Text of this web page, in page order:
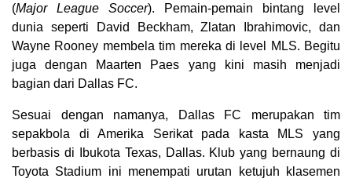
(Major League Soccer). Pemain-pemain bintang level
dunia seperti David Beckham, Zlatan Ibrahimovic, dan
Wayne Rooney membela tim mereka di level MLS. Begitu
juga dengan Maarten Paes yang kini masih menjadi
bagian dari Dallas FC.
Sesuai dengan namanya, Dallas FC merupakan tim
sepakbola di Amerika Serikat pada kasta MLS yang
berbasis di Ibukota Texas, Dallas. Klub yang bernaung di
Toyota Stadium ini menempati urutan ketujuh klasemen